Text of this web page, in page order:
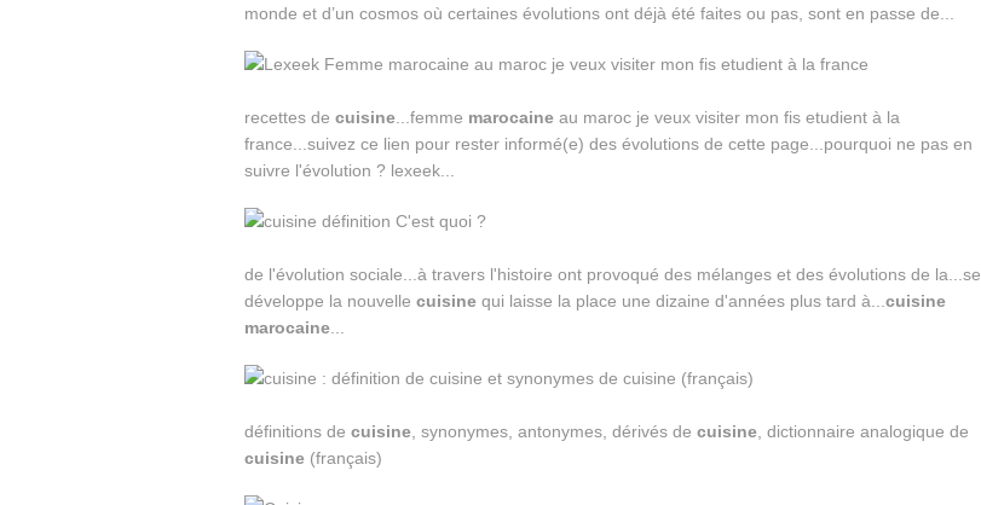
monde et d’un cosmos où certaines évolutions ont déjà été faites ou pas, sont en passe de...
recettes de cuisine...femme marocaineau maroc je veux visiter mon fis etudient à la
france...suivez ce lien pour rester informé(e) des évolutions de cette page...pourquoi ne pas en
suivre l'évolution ? lexeek...
de l'évolution sociale...à travers l'histoire ont provoqué des mélanges et des évolutions de la...se
développe la nouvelle cuisinequi laisse la place une dizaine d'années plus tard à... cuisine
marocaine...
définitions de cuisine, synonymes, antonymes, dérivés de cuisine, dictionnaire analogique de
cuisine(français)